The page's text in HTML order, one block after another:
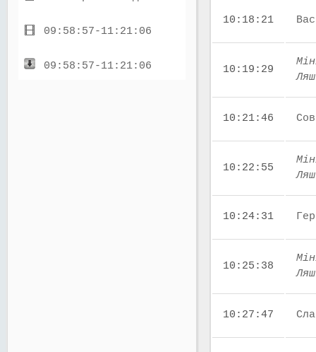
09:58:57-11:21:06
09:58:57-11:21:06
10:18:21
10:19:29
10:21:46
10:22:55
10:24:31
10:25:38
10:27:47